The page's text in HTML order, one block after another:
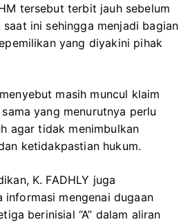
tersebut terbit jauh sebelum
ini sehingga menjadi bagian
yang diyakini pihak
masih muncul klaim
yang menurutnya perlu
agar tidak menimbulkan
ketidakpastian hukum.
K. FADHLY juga
informasi mengenai dugaan
berinisial “A” dalam aliran